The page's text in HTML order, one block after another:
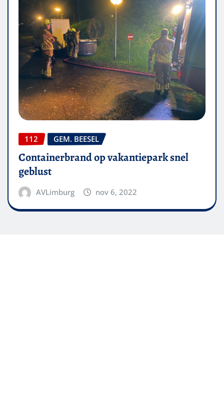
112 GEM. BEESEL
Containerbrand op vakantiepark snel
geblust
AVLimburg nov 6, 2022